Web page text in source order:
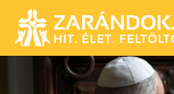
content